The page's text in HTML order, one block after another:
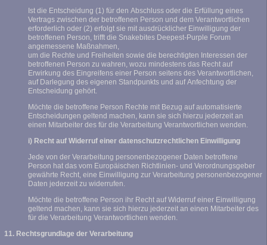
Ist die Entscheidung (1) für den Abschluss oder die Erfüllung eines
Vertrags zwischen der betroffenen Person und dem Verantwortlichen
erforderlich oder (2) erfolgt sie mit ausdrücklicher Einwilligung der
betroffenen Person, trifft die Snakebites Deepest-Purple Forum
angemessene Maßnahmen,
um die Rechte und Freiheiten sowie die berechtigten Interessen der
betroffenen Person zu wahren, wozu mindestens das Recht auf
Erwirkung des Eingreifens einer Person seitens des Verantwortlichen,
auf Darlegung des eigenen Standpunkts und auf Anfechtung der
Entscheidung gehört.
Möchte die betroffene Person Rechte mit Bezug auf automatisierte
Entscheidungen geltend machen, kann sie sich hierzu jederzeit an
einen Mitarbeiter des für die Verarbeitung Verantwortlichen wenden.
i) Recht auf Widerruf einer datenschutzrechtlichen Einwilligung
Jede von der Verarbeitung personenbezogener Daten betroffene
Person hat das vom Europäischen Richtlinien- und Verordnungsgeber
gewährte Recht, eine Einwilligung zur Verarbeitung personenbezogener
Daten jederzeit zu widerrufen.
Möchte die betroffene Person ihr Recht auf Widerruf einer Einwilligung
geltend machen, kann sie sich hierzu jederzeit an einen Mitarbeiter des
für die Verarbeitung Verantwortlichen wenden.
11. Rechtsgrundlage der Verarbeitung